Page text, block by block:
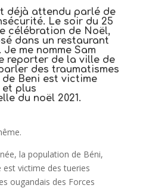
déjà attendu parlé de
Le soir du 25
célébration de Noël,
dans un restaurant
me nomme Sam
reporter de la ville de
des traumatismes
Beni est victime
et plus
du noël 2021.
la population de Béni,
victime des tueries
ougandais des Forces